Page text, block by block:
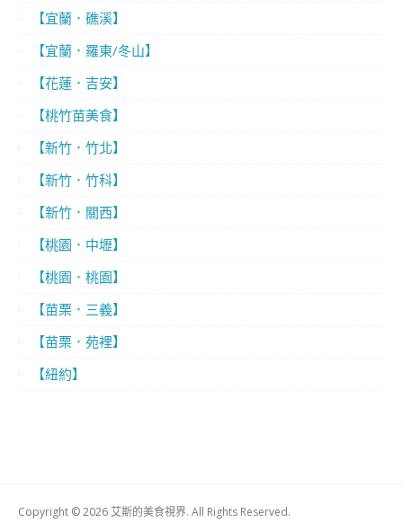
【宜蘭．礁溪】
【宜蘭．羅東/冬山】
【花蓮．吉安】
【桃竹苗美食】
【新竹．竹北】
【新竹．竹科】
【新竹．關西】
【桃園．中壢】
【桃園．桃園】
【苗栗．三義】
【苗栗．苑裡】
【紐約】
Copyright © 2026 艾斯的美食視界. All Rights Reserved.